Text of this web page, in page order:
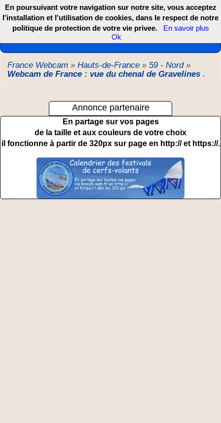
Les webcams de France, DOM TOM et COM
France Webcam » Hauts-de-France » 59 - Nord»
Webcam de France : vue du chenal de Gravelines .
Annonce partenaire
En partage sur vos pages
de la taille et aux couleurs de votre choix
il fonctionne à partir de 320px sur page en http:// et https://.
En poursuivant votre navigation sur notre site, vous acceptez
l'installation et l'utilisation de cookies, dans le respect de notre
politique de protection de votre vie privee.
En savoir plus
Ok